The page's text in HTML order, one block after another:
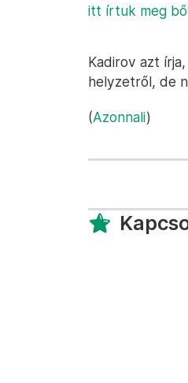
itt írtuk meg
Kadirov azt
helyzetről, de
(Azonnali)